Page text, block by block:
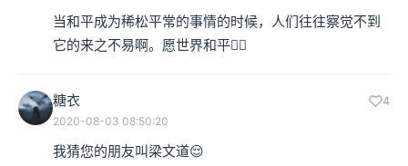
当和平成为稀松平常的事情的时候，人们往往察觉不到
它的来之不易啊。愿世界和平✊🏻
糖衣 4
2020-08-03 08:50:20
我猜您的朋友叫梁文道😌